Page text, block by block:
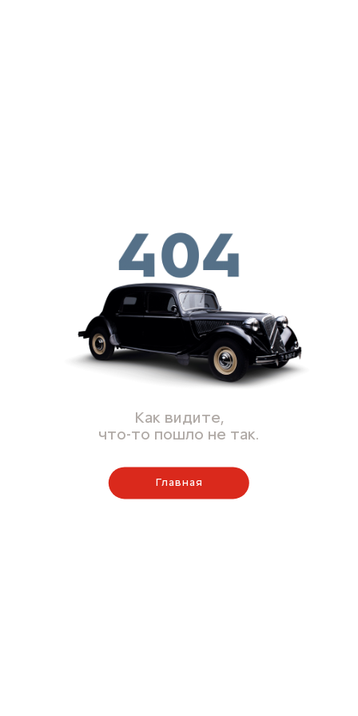
Как видите,
что-то пошло не так.
Главная